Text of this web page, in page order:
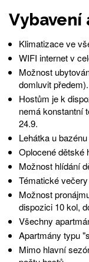
Vybavení
Klimatizace ve
WIFI internet v
Možnost
domluvit předem).
Hostům je k
nemá konstantní
24.9.
Lehátka u
Oplocené dětské
Možnost hlídání
Tématické
Možnost
dispozici 10 kol,
Všechny
Apartmány typu
Mimo hlavní